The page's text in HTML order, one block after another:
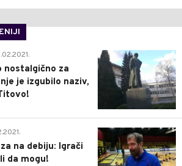
4
nostalgično za
je izgubilo naziv,
1
na debiju: Igrači
da mogu!